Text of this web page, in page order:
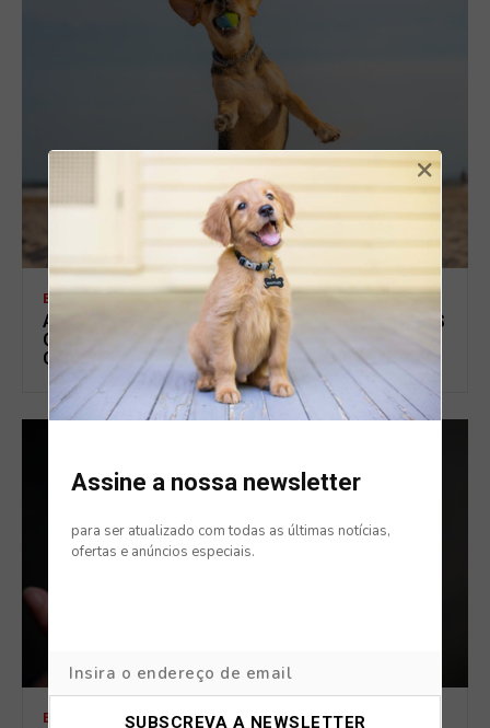
BLOG
ANSIEDADE NOS ANIMAIS NAS FÉRIAS: OS SINAIS
QUE MUITOS TUTORES IGNORAM EM CÃES E
GATOS
BLOG
Assine a nossa newsletter
para ser atualizado com todas as últimas notícias,
ofertas e anúncios especiais.
×